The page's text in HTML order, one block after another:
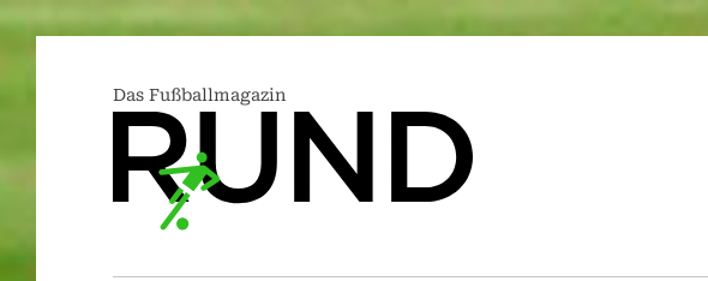
Das Fußballmagazin